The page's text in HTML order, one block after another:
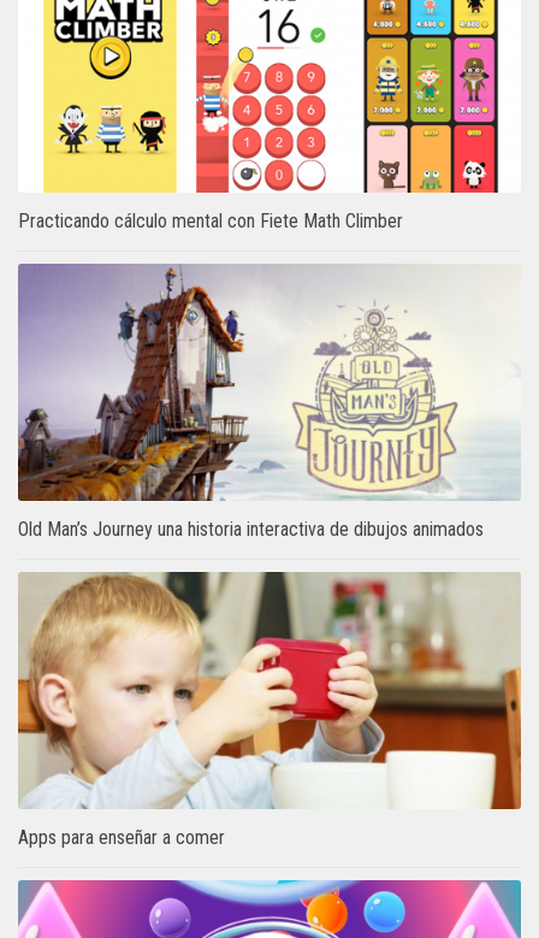
Practicando cálculo mental con Fiete Math Climber
Old Man’s Journey una historia interactiva de dibujos animados
Apps para enseñar a comer